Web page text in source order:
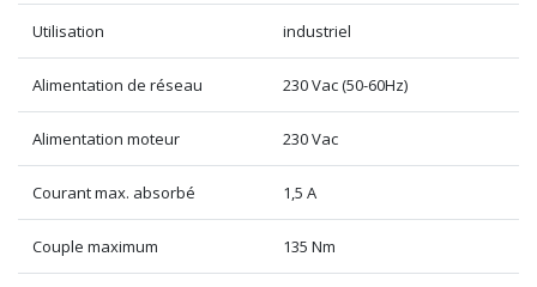
Utilisation industriel
Alimentation de réseau 230 Vac (50-60Hz)
Alimentation moteur 230 Vac
Courant max. absorbé 1,5 A
Couple maximum 135 Nm